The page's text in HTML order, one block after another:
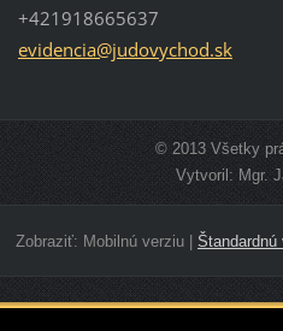
+421918665637
evidencia@judovychod.sk
© 2013 Všetky
Vytvoril: Mgr.
Zobraziť: Mobilnú verziu| Štandardnú